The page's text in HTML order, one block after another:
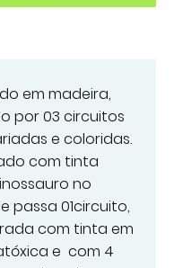
em madeira,
por 03 circuitos
e coloridas.
com tinta
no
passa 01circuito,
com tinta em
e com 4